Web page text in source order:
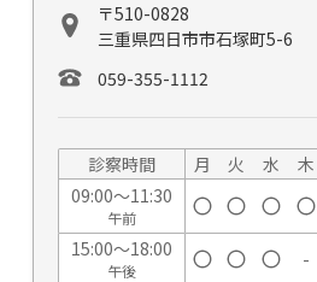
〒510-0828
三重県四日市市石塚町5-6
059-355-1112
診察時間 月 火 水 木
09:00～11:30
午前
15:00～18:00
午後 -